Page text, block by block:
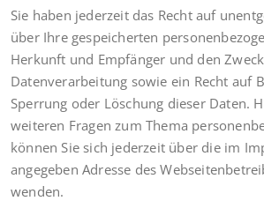
Sie haben jederzeit das Recht auf
über Ihre gespeicherten
Herkunft und Empfänger und den
Datenverarbeitung sowie ein Recht auf
Sperrung oder Löschung dieser Daten.
weiteren Fragen zum Thema
können Sie sich jederzeit über die im
angegeben Adresse des
wenden.